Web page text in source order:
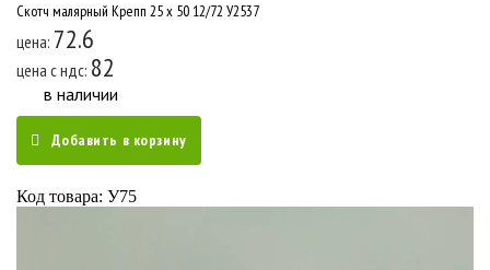
Скотч малярный Крепп 25 x 50 12/72 У2537
цена: 72.6
цена c ндс: 82
в наличии
Добавить в корзину
Код товара: У75